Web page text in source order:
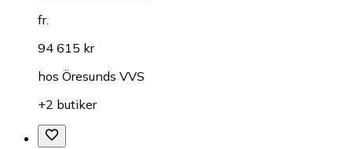
fr.
94 615 kr
hos Öresunds VVS
+2 butiker